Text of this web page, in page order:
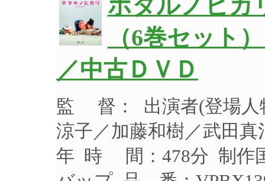
ホタルノヒ
（6巻セット
／中古ＤＶＤ
監 督： 出演者(登場人
涼子／加藤和樹／武田
年 時 間：478分 制作